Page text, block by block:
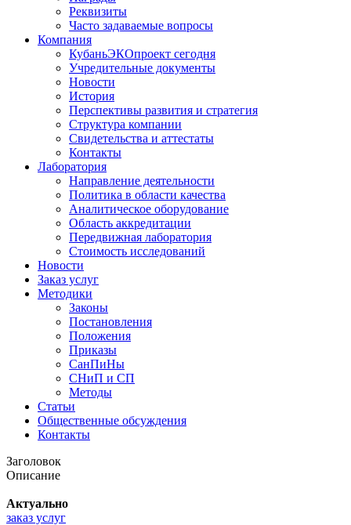
Реквизиты
Часто задаваемые вопросы
Компания
КубаньЭКОпроект сегодня
Учредительные документы
Новости
История
Перспективы развития и стратегия
Структура компании
Свидетельства и аттестаты
Контакты
Лаборатория
Направление деятельности
Политика в области качества
Аналитическое оборудование
Область аккредитации
Передвижная лаборатория
Стоимость исследований
Новости
Заказ услуг
Методики
Законы
Постановления
Положения
Приказы
СанПиНы
СНиП и СП
Методы
Статьи
Общественные обсуждения
Контакты
Заголовок
Описание
Актуально
заказ услуг